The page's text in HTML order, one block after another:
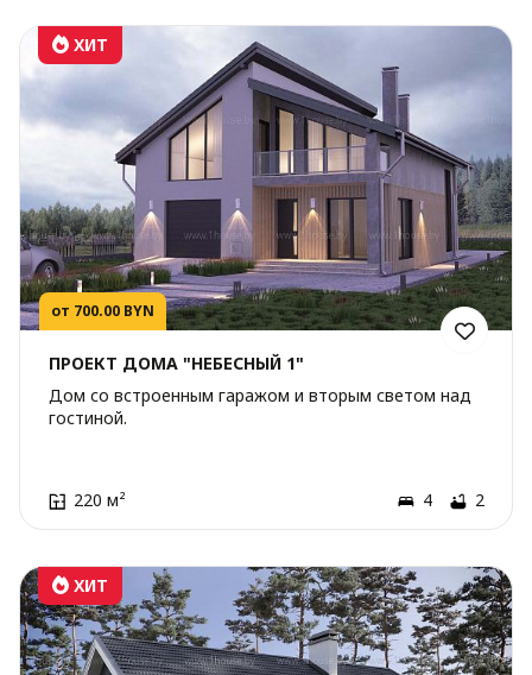
от 700.00 BYN
ХИТ
ПРОЕКТ ДОМА "НЕБЕСНЫЙ 1"
Дом со встроенным гаражом и вторым светом над
гостиной.
220 м² 4 2
ХИТ